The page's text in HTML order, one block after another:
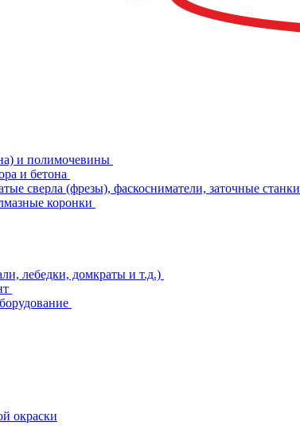
и полимочевины
и бетона
сверла (фрезы), фаскосниматели, заточные станки
коронки
лебедки, домкраты и т.д.)
окраски